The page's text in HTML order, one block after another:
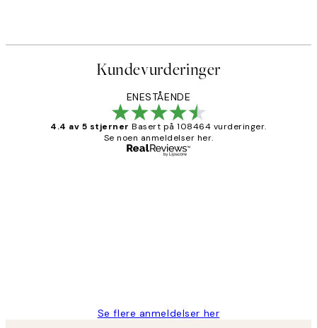
Kundevurderinger
ENESTÅENDE
4.4 av 5 stjerner Basert på 108464 vurderinger.
Se noen anmeldelser her.
Se flere anmeldelser her